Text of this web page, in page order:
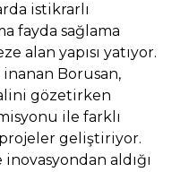
istikrarlı
fayda sağlama
alan yapısı yatıyor.
inanan Borusan,
gözetirken
ile farklı
geliştiriyor.
aldığı